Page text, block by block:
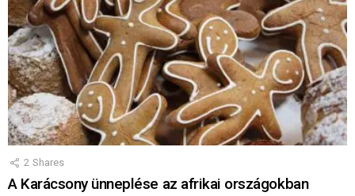
2 Shares
A Karácsony ünneplése az afrikai országokban